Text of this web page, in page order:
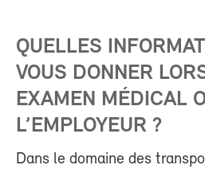
QUELLES
VOUS DONNER
EXAMEN MÉDICAL
L’EMPLOYEUR ?
Dans le domaine des